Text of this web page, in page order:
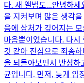
다. 새 앨범도...안녕하세
을 지켜보며 많은 생각
음에 상처가 깊어지는
마음뿐이었습니다. 다시
것 같아 진심으로 죄송
을 되돌아보면서 반성하
균입니다. 먼저, 늦게 입